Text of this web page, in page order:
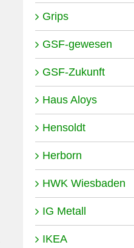
Grips
GSF-gewesen
GSF-Zukunft
Haus Aloys
Hensoldt
Herborn
HWK Wiesbaden
IG Metall
IKEA